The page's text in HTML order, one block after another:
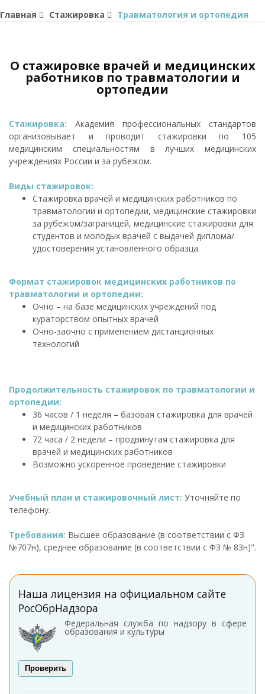
Главная Стажировка Травматология и ортопедия
О стажировке врачей и медицинских
работников по травматологии и
ортопедии
Стажировка: Академия профессиональных стандартов
организовывает и проводит стажировки по 105
медицинским специальностям в лучших медицинских
учреждениях России и за рубежом.
Виды стажировок:
Стажировка врачей и медицинских работников по
травматологии и ортопедии, медицинские стажировки
за рубежом/заграницей, медицинские стажировки для
студентов и молодых врачей с выдачей диплома/
удостоверения установленного образца.
Формат стажировок медицинских работников по
травматологии и ортопедии:
Очно – на базе медицинских учреждений под
кураторством опытных врачей
Очно-заочно с применением дистанционных
технологий
Продолжительность стажировок по травматологии и
ортопедии:
36 часов / 1 неделя – базовая стажировка для врачей
и медицинских работников
72 часа / 2 недели – продвинутая стажировка для
врачей и медицинских работников
Возможно ускоренное проведение стажировки
Учебный план и стажировочный лист: Уточняйте по
телефону.
Требования: Высшее образование (в соответствии с ФЗ
№707н), среднее образование (в соответствии с ФЗ № 83н)".
Наша лицензия на официальном сайте
РосОбрНадзора
Федеральная служба по надзору в сфере
образования и культуры
Проверить